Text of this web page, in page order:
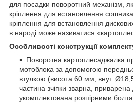
для посадки поворотний механізм,
кріплення для встановлення
кріплення для встановлення
в народі може називатися
Особливості конструкції
Поворотна картоплесаджалка
мотоблока за допомогою
втулкою (висота 60 мм, внут.
частина зчіпки зварна,
укомплектована розпірними